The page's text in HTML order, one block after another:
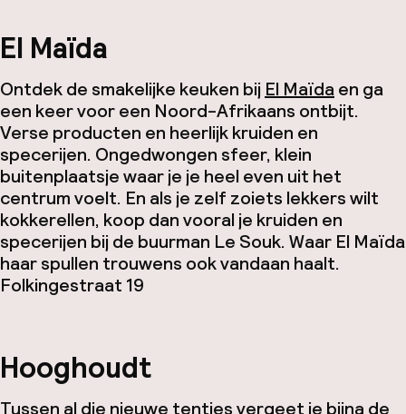
El Maïda
Ontdek de smakelijke keuken bij El Maïdaen ga
een keer voor een Noord-Afrikaans ontbijt.
Verse producten en heerlijk kruiden en
specerijen. Ongedwongen sfeer, klein
buitenplaatsje waar je je heel even uit het
centrum voelt. En als je zelf zoiets lekkers wilt
kokkerellen, koop dan vooral je kruiden en
specerijen bij de buurman Le Souk. Waar El Maïda
haar spullen trouwens ook vandaan haalt.
Folkingestraat 19
Hooghoudt
Tussen al die nieuwe tentjes vergeet je bijna de